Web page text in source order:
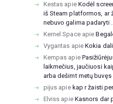
Kestas apie Kodėl
iš Steam platformos, ar
nebuvo galima padaryti
Kernel Spaceapie
Vygantas apieKokia
Kempas apie
laikmečius, jaučiuosi
arba dešimt metų buvęs
pijus apie kap r žaisti
Elviss apie Kasnors dar